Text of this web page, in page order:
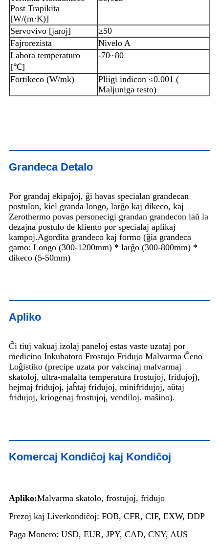
Post Trapikita
[W/(m·K)]
Servovivo [jaroj]
≥50
Fajrorezista
Nivelo A
Labora temperaturo
[℃]
-70~80
Fortikeco (W/mk)
Pliigi indicon ≤0.001 (
Maljuniga testo)
Grandeca Detalo
Por grandaj ekipaĵoj, ĝi havas specialan grandecan
postulon, kiel granda longo, larĝo kaj dikeco, kaj
Zerothermo povas personecigi grandan grandecon laŭ la
dezajna postulo de kliento por specialaj aplikaj
kampoj.Agordita grandeco kaj formo (ĝia grandeca
gamo: Longo (300-1200mm) * larĝo (300-800mm) *
dikeco (5-50mm)
Apliko
Ĉi tiuj vakuaj izolaj paneloj estas vaste uzataj por
medicino Inkubatoro Frostujo Fridujo Malvarma Ĉeno
Loĝistiko (precipe uzata por vakcinaj malvarmaj
skatoloj, ultra-malalta temperatura frostujoj, fridujoj),
hejmaj fridujoj, jaĥtaj fridujoj, minifridujoj, aŭtaj
fridujoj, kriogenaj frostujoj, vendiloj. maŝino).
Komercaj Kondiĉoj kaj Kondiĉoj
Apliko:Malvarma skatolo, frostujoj, fridujo
Prezoj kaj Liverkondiĉoj: FOB, CFR, CIF, EXW, DDP
Paga Monero: USD, EUR, JPY, CAD, CNY, AUS